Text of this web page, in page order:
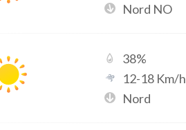
Nord NO
38%
12-18 Km/h
Nord